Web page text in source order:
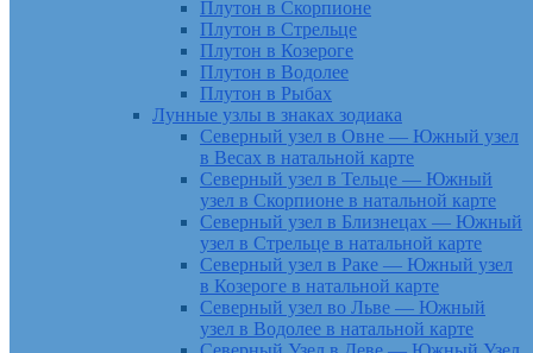
Плутон в Скорпионе
Плутон в Стрельце
Плутон в Козероге
Плутон в Водолее
Плутон в Рыбах
Лунные узлы в знаках зодиака
Северный узел в Овне — Южный узел
в Весах в натальной карте
Северный узел в Тельце — Южный
узел в Скорпионе в натальной карте
Северный узел в Близнецах — Южный
узел в Стрельце в натальной карте
Северный узел в Раке — Южный узел
в Козероге в натальной карте
Северный узел во Льве — Южный
узел в Водолее в натальной карте